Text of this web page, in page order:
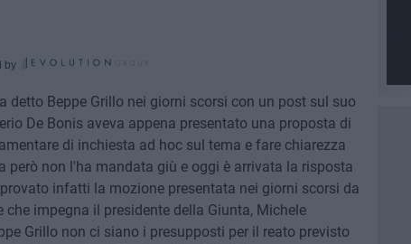
by
detto Beppe Grillo nei giorni scorsi con un post sul suo
De Bonis aveva appena presentato una proposta di
di inchiesta ad hoc sul tema e fare chiarezza
però non l'ha mandata giù e oggi è arrivata la risposta
infatti la mozione presentata nei giorni scorsi da
impegna il presidente della Giunta, Michele
Grillo non ci siano i presupposti per il reato previsto